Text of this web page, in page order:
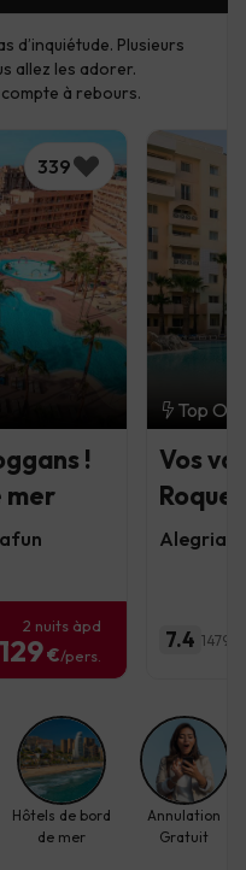
d’inquiétude. Plusieurs
allez les adorer.
à rebours.
339
!
mer
2 nuits àpd
129€/pers.
Top
Vos
Alegria
7.4 1479
Hôtels de bord
de mer
Annulation
Gratuit